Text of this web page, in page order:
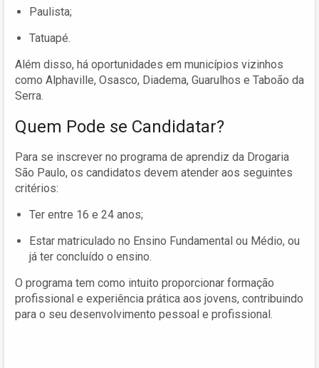
Paulista;
Tatuapé.
Além disso, há oportunidades em municípios vizinhos
como Alphaville, Osasco, Diadema, Guarulhos e Taboão da
Serra.
Quem Pode se Candidatar?
Para se inscrever no programa de aprendiz da Drogaria
São Paulo, os candidatos devem atender aos seguintes
critérios:
Ter entre 16 e 24 anos;
Estar matriculado no Ensino Fundamental ou Médio, ou
já ter concluído o ensino.
O programa tem como intuito proporcionar formação
profissional e experiência prática aos jovens, contribuindo
para o seu desenvolvimento pessoal e profissional.